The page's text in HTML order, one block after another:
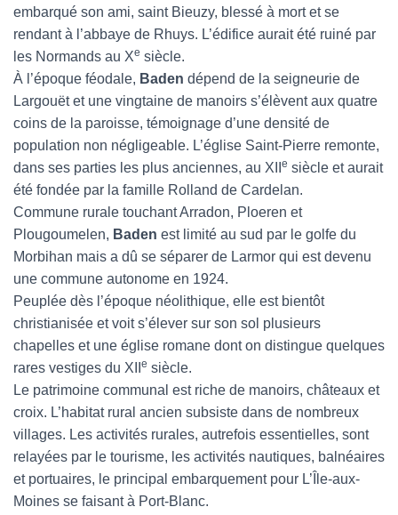
embarqué son ami, saint Bieuzy, blessé à mort et se
rendant à l’abbaye de Rhuys. L’édifice aurait été ruiné par
les Normands au Xe siècle.
À l’époque féodale, Baden dépend de la seigneurie de
Largouët et une vingtaine de manoirs s’élèvent aux quatre
coins de la paroisse, témoignage d’une densité de
population non négligeable. L’église Saint-Pierre remonte,
dans ses parties les plus anciennes, au XII
e siècle et aurait
été fondée par la famille Rolland de Cardelan.
Commune rurale touchant Arradon, Ploeren et
Plougoumelen, Baden est limité au sud par le golfe du
Morbihan mais a dû se séparer de Larmor qui est devenu
une commune autonome en 1924.
Peuplée dès l’époque néolithique, elle est bientôt
christianisée et voit s’élever sur son sol plusieurs
chapelles et une église romane dont on distingue quelques
rares vestiges du XII
e siècle.
Le patrimoine communal est riche de manoirs, châteaux et
croix. L’habitat rural ancien subsiste dans de nombreux
villages. Les activités rurales, autrefois essentielles, sont
relayées par le tourisme, les activités nautiques, balnéaires
et portuaires, le principal embarquement pour L’Île-aux-
Moines se faisant à Port-Blanc.